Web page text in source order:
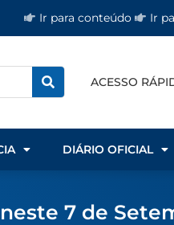
Ir para conteúdo Ir
ACESSO
DIÁRIO OFICIAL
7 de